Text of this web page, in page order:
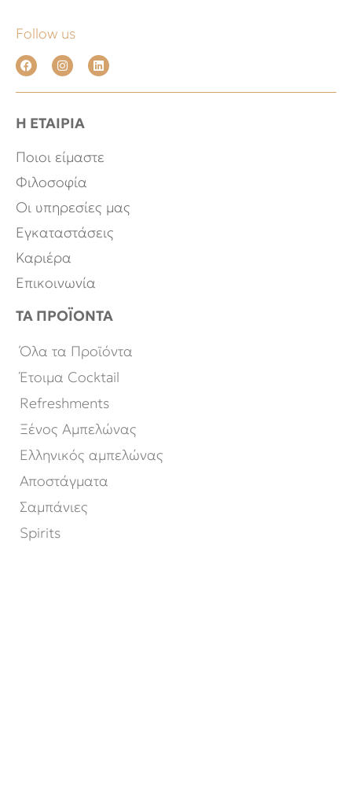
Follow us
Η ΕΤΑΙΡΙΑ
Ποιοι είμαστε
Φιλοσοφία
Οι υπηρεσίες μας
Εγκαταστάσεις
Καριέρα
Επικοινωνία
ΤΑ ΠΡΟΪΟΝΤΑ
Όλα τα Προϊόντα
Έτοιμα Cocktail
Refreshments
Ξένος Αμπελώνας
Ελληνικός αμπελώνας
Αποστάγματα
Σαμπάνιες
Spirits